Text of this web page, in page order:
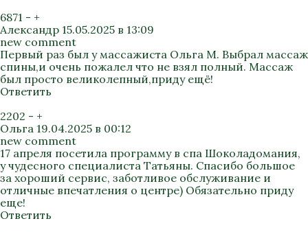
6871 - +
Александр 15.05.2025 в 13:09
new comment
Первый раз был у массажиста Ольга М. Выбрал массаж
спины,и очень пожалел что не взял полный. Массаж
был просто великолепный,приду ещё!
Ответить
2202 - +
Ольга 19.04.2025 в 00:12
new comment
17 апреля посетила программу в спа Шоколадомания,
у чудесного специалиста Татьяны. Спасибо большое
за хороший сервис, заботливое обслуживание и
отличные впечатления о центре) Обязательно приду
еще!
Ответить